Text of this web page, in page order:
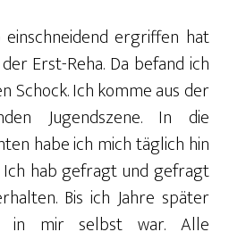
einschneidend ergriffen hat
Erst-Reha. Da befand ich
Schock. Ich komme aus der
Jugendszene. In die
habe ich mich täglich hin
hab gefragt und gefragt
Bis ich Jahre später
in mir selbst war. Alle